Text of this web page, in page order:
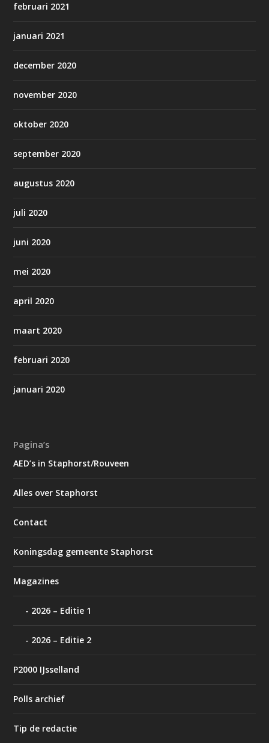
februari 2021
januari 2021
december 2020
november 2020
oktober 2020
september 2020
augustus 2020
juli 2020
juni 2020
mei 2020
april 2020
maart 2020
februari 2020
januari 2020
Pagina’s
AED’s in Staphorst/Rouveen
Alles over Staphorst
Contact
Koningsdag gemeente Staphorst
Magazines
2026 – Editie 1
2026 – Editie 2
P2000 IJsselland
Polls archief
Tip de redactie